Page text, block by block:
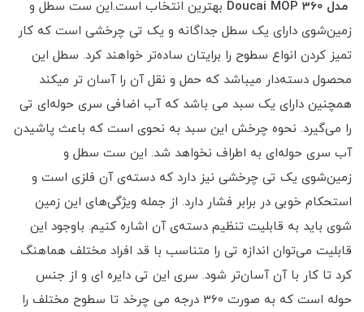
مدل Doucai MOP 360
بهترین انتخاب است.این ست سطل و
زمین‌شوی دارای یک سطل جداگانه و یک تی چرخشی است که کار
تمیز کردن انواع سطوح را برایتان ساده‌تر خواهند کرد. سطل این
محصول دسته‌دار میباشد که حمل و نقل آن را آسان تر میکند
همچنین دارای یک سبد می باشد که آب اضافی سری حوله‌ای تی
را می‌گیرد. نحوه چرخش این سبد به نحوی است که باعث پاشیدن
آب سری حوله‌ای به اطراف نخواهد شد. این ست سطل و
زمین‌شوی یک تی چرخشی نیز دارد که دسته‌ی آن فلزی است و
استحکام خوبی در برابر فشار دارد. از‌ جمله ویژگی‌های این زمین
شوی باید به قابلیت تنظیم دسته‌ی آن اشاره کنیم. باوجود این
قابلیت می‌توان اندازه تی را متناسب با قد افراد مختلف هماهنگ
کرد تا کار با آن آسان‌تر شود. سری این تی دایره ای و از جنس
حوله‌ است که به صورت 360 درجه می چرخد تا سطوح مختلف را